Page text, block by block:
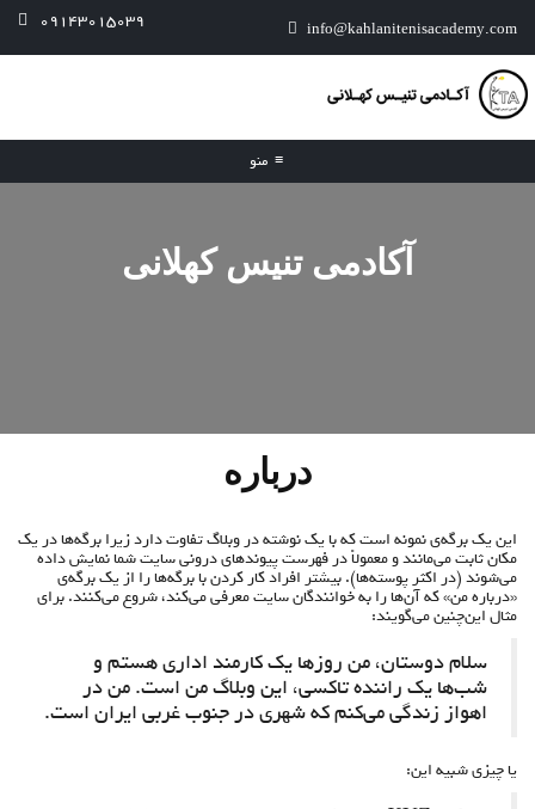
info@kahlanitenisacademy.com
09143015039
≡ منو
آکادمی تنیس کهلانی
درباره
این یک برگه‌ی نمونه است که با یک نوشته در وبلاگ تفاوت دارد زیرا برگه‌ها در یک
مکان ثابت می‌مانند و معمولاً در فهرست پیوندهای درونی سایت شما نمایش داده
می‌شوند (در اکثر پوسته‌ها). بیشتر افراد کار کردن با برگه‌ها را از یک برگه‌ی
«درباره من» که آن‌ها را به خوانندگان سایت معرفی می‌کند، شروع می‌کنند. برای
مثال این‌چنین می‌گویند:
سلام دوستان، من روزها یک کارمند اداری هستم و
شب‌ها یک راننده تاکسی، این وبلاگ من است. من در
اهواز زندگی می‌کنم که شهری در جنوب غربی ایران است.
یا چیزی شبیه این: